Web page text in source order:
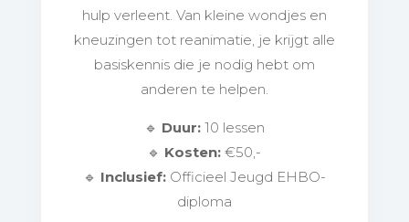
hulp verleent. Van kleine wondjes en
kneuzingen tot reanimatie, je krijgt alle
basiskennis die je nodig hebt om
anderen te helpen.
🔹 Duur:10 lessen
🔹 Kosten: €50,-
🔹 Inclusief:Officieel Jeugd EHBO-
diploma